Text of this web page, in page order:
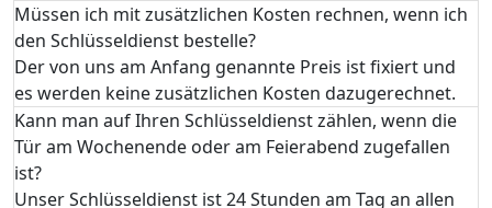
Müssen ich mit zusätzlichen Kosten rechnen, wenn ich
den Schlüsseldienst bestelle?
Der von uns am Anfang genannte Preis ist fixiert und
es werden keine zusätzlichen Kosten dazugerechnet.
Kann man auf Ihren Schlüsseldienst zählen, wenn die
Tür am Wochenende oder am Feierabend zugefallen
ist?
Unser Schlüsseldienst ist 24 Stunden am Tag an allen